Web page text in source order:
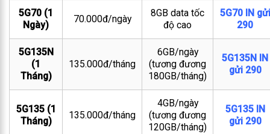
5G70 (1
Ngày)
70.000đ/ngày
8GB data tốc
độ cao
5G70 IN gửi
290
5G135N
(1
Tháng)
135.000đ/tháng
6GB/ngày
(tương đương
180GB/tháng)
5G135N IN
gửi 290
5G135 (1
Tháng)
135.000đ/tháng
4GB/ngày
(tương đương
120GB/tháng)
5G135 IN
gửi 290